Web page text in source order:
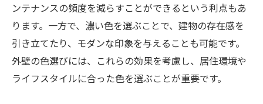
ンテナンスの頻度を減らすことができるという利点もあ
ります。一方で、濃い色を選ぶことで、建物の存在感を
引き立てたり、モダンな印象を与えることも可能です。
外壁の色選びには、これらの効果を考慮し、居住環境や
ライフスタイルに合った色を選ぶことが重要です。